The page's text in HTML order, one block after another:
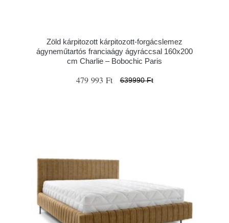
Zöld kárpitozott kárpitozott-forgácslemez
ágyneműtartós franciaágy ágyráccsal 160x200
cm Charlie – Bobochic Paris
479 993 Ft 639990 Ft